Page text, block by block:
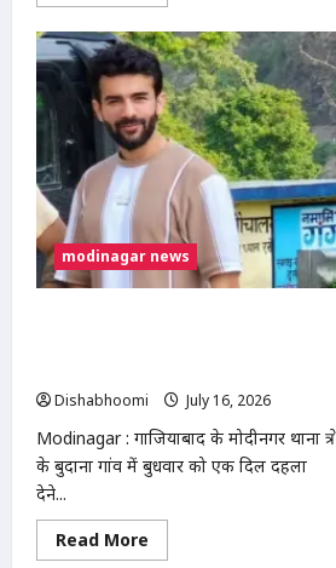
New
Delhi
:
जंतर-
मंतर
से
अस्पताल
ले
जाए
सोनम
वांगचुक,
भूख
हड़ताल
जारी;
पत्नी
modinagar news
Dishabhoomi
July 16, 2026
Modinagar : गाजियाबाद के मोदीनगर थाना क्षेत्र
के बुदाना गांव में बुधवार को एक दिल दहला
देने...
Read More
more